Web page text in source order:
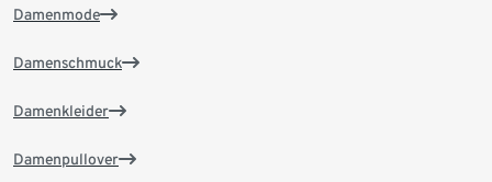
Damenmode
Damenschmuck
Damenkleider
Damenpullover